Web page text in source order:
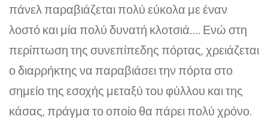
πάνελ παραβιάζεται πολύ εύκολα με έναν
λοστό και μία πολύ δυνατή κλοτσιά…. Ενώ στη
περίπτωση της συνεπίπεδης πόρτας, χρειάζεται
ο διαρρήκτης να παραβιάσει την πόρτα στο
σημείο της εσοχής μεταξύ του φύλλου και της
κάσας, πράγμα το οποίο θα πάρει πολύ χρόνο.